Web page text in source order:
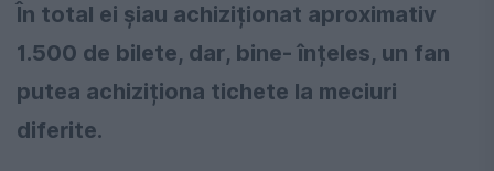
În total ei șiau achiziționat aproximativ
1.500 de bilete, dar, bine- înțeles, un fan
putea achiziționa tichete la meciuri
diferite.